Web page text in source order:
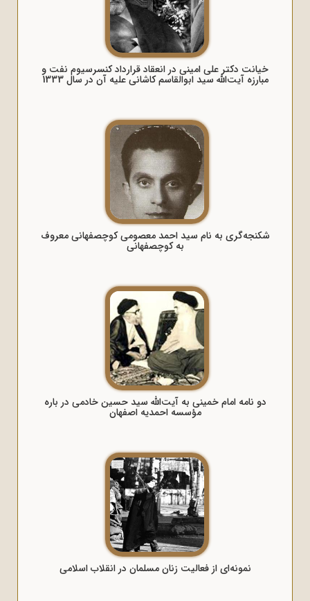
خیانت دکتر علی امینی در انعقاد قرارداد کنسرسیوم نفت و
مبارزه آیت‌الله سید ابوالقاسم کاشانی علیه آن در سال 1333
شکنجه‌گری به نام سید احمد معصومی کوچصفهانی معروف
به کوچصفهانی
دو نامه امام خمینی به آیت‌الله سید حسین خادمی در باره
مؤسسه احمدیه اصفهان
نمونه‌ای از فعالیت زنان مسلمان در انقلاب اسلامی